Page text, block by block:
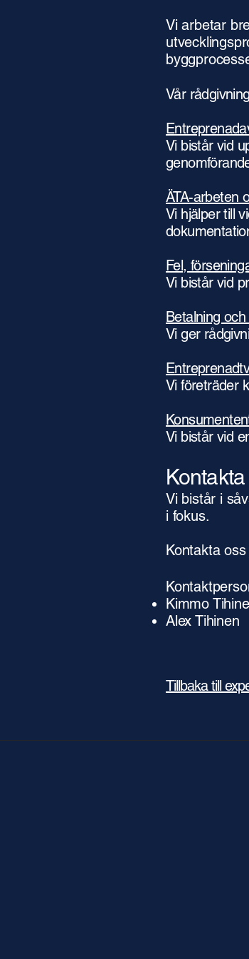
Vi arbetar
Vår
Vi bistår vid
ÄTA-arbeten
Vi hjälper till
Fel,
Vi bistår vid
Betalning
Vi ger
Vi företräder
Vi bistår vid
Vi bistår i
i fokus.
Kontakta
Kimmo
Alex Tihinen
Tillbaka till